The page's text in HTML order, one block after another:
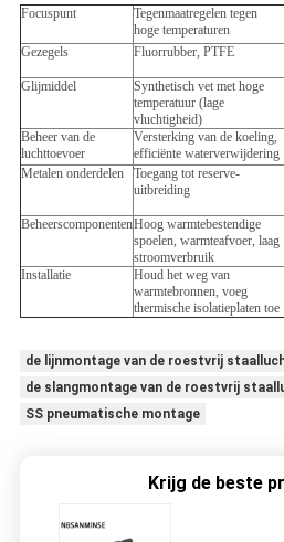
Focuspunt
Tegenmaatregelen tegen
hoge temperaturen
Gezegels
Fluorrubber, PTFE
Glijmiddel
Synthetisch vet met hoge
temperatuur (lage
vluchtigheid)
Beheer van de
luchttoevoer
Versterking van de koeling,
efficiënte waterverwijdering
Metalen onderdelen
Toegang tot reserve-
uitbreiding
BeheerscomponentenHoog warmtebestendige
spoelen, warmteafvoer, laag
stroomverbruik
Installatie
Houd het weg van
warmtebronnen, voeg
thermische isolatieplaten toe
de lijnmontage van de roestvrij
de slangmontage van de roestvrij
SS pneumatische montage
Krijg de beste